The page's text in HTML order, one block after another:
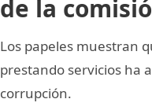
de la
Los papeles muestran
prestando servicios ha
corrupción.